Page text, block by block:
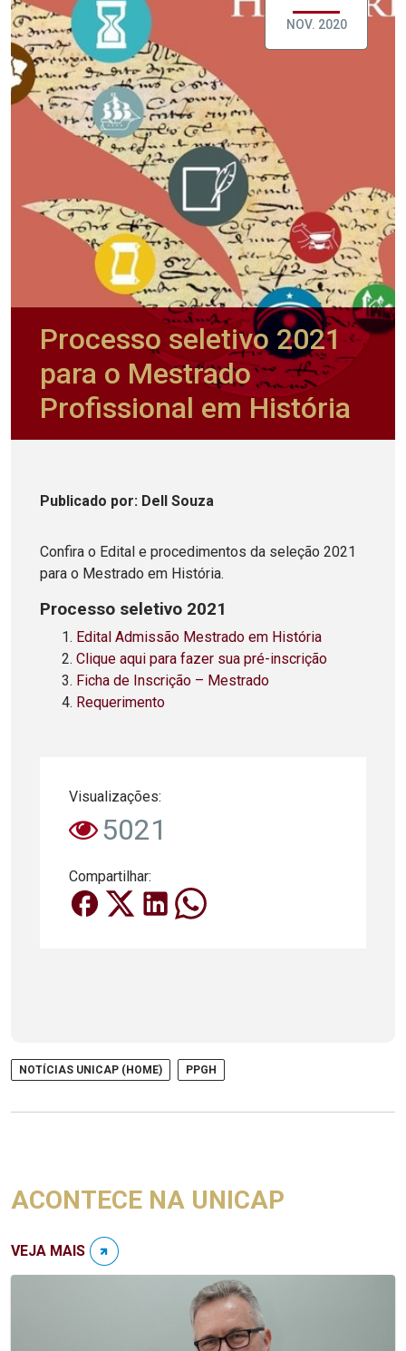
NOV. 2020
Processo seletivo 2021
para o Mestrado
Profissional em História
Publicado por: Dell Souza
Confira o Edital e procedimentos da seleção 2021
para o Mestrado em História.
Processo seletivo 2021
Edital Admissão Mestrado em História
Clique aqui para fazer sua pré-inscrição
Ficha de Inscrição – Mestrado
Requerimento
Visualizações:
5021
Compartilhar:
NOTÍCIAS UNICAP (HOME) PPGH
ACONTECE NA UNICAP
VEJA MAIS